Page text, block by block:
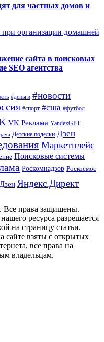
для частных домов и
организации домашней
сайта в поисковых
SEO агентства
#деньги #новости
#спорт #сша #футбол
VK Реклама YandexGPT
Детские поделки Дзен
Маркетплейс
Поисковые системы
Роскомнадзор Роскосмос
Яндекс.Директ
Все права защищены.
ресурса разрешается
на страницу статьи.
сайте взяты с открытых
все права на
владельцам.